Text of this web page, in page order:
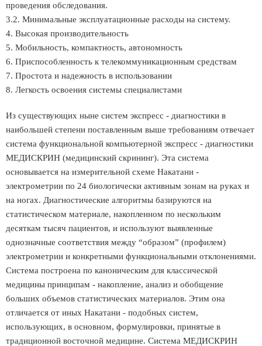
проведения обследования.
3.2. Минимальные эксплуатационные расходы на систему.
4. Высокая производительность
5. Мобильность, компактность, автономность
6. Приспособленность к телекоммуникационным средствам
7. Простота и надежность в использовании
8. Легкость освоения системы специалистами
Из существующих ныне систем экспресс - диагностики в
наибольшей степени поставленным выше требованиям отвечает
система функциональной компьютерной экспресс - диагностики
МЕДИСКРИН (медицинский скрининг). Эта система
основывается на измерительной схеме Накатани -
электрометрии по 24 биологически активным зонам на руках и
на ногах. Диагностические алгоритмы базируются на
статистическом материале, накопленном по нескольким
десяткам тысяч пациентов, и используют выявленные
однозначные соответствия между “образом” (профилем)
электрометрии и конкретными функциональными отклонениями.
Система построена по каноническим для классической
медицины принципам - накопление, анализ и обобщение
больших объемов статистических материалов. Этим она
отличается от иных Накатани - подобных систем,
использующих, в основном, формулировки, принятые в
традиционной восточной медицине. Система МЕДИСКРИН